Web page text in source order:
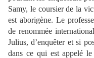
Samy, le coursier de la
est aborigène. Le
de renommée
Julius, d’enquêter et si
dans ce qui est appelé